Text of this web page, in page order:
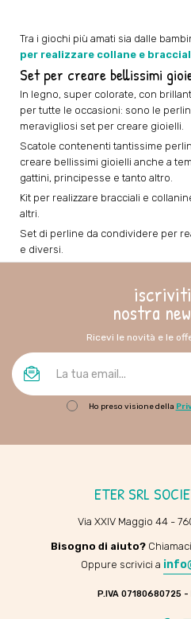
Tra i giochi più amati sia dalle
per realizzare collane e
Set per creare bellissimi
In legno, super colorate, con
per tutte le occasioni: sono le
meravigliosi set per creare gioielli.
Scatole contenenti tantissime
creare bellissimi gioielli anche a
gattini, principesse e tanto altro.
Kit per realizzare bracciali e
altri.
Set di perline da condividere per
e diversi.
nostra
Ricevi le novità e le
Ho preso visione della
ETER SRL
Via XXIV Maggio 44 -
Bisogno di aiuto?
Oppure scrivici a
P.IVA 07180680725 -